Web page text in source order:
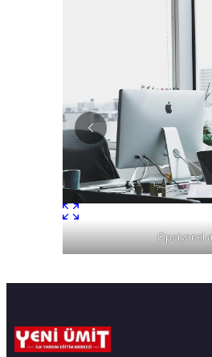
Opsiyonel